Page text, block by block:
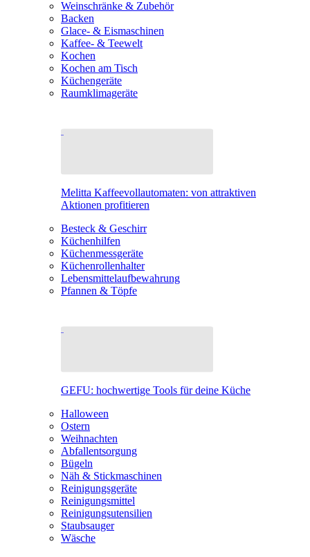
Weinschränke & Zubehör
Backen
Glace- & Eismaschinen
Kaffee- & Teewelt
Kochen
Kochen am Tisch
Küchengeräte
Raumklimageräte
Melitta Kaffeevollautomaten: von attraktiven
Aktionen profitieren
Besteck & Geschirr
Küchenhilfen
Küchenmessgeräte
Küchenrollenhalter
Lebensmittelaufbewahrung
Pfannen & Töpfe
GEFU: hochwertige Tools für deine Küche
Halloween
Ostern
Weihnachten
Abfallentsorgung
Bügeln
Näh & Stickmaschinen
Reinigungsgeräte
Reinigungsmittel
Reinigungsutensilien
Staubsauger
Wäsche